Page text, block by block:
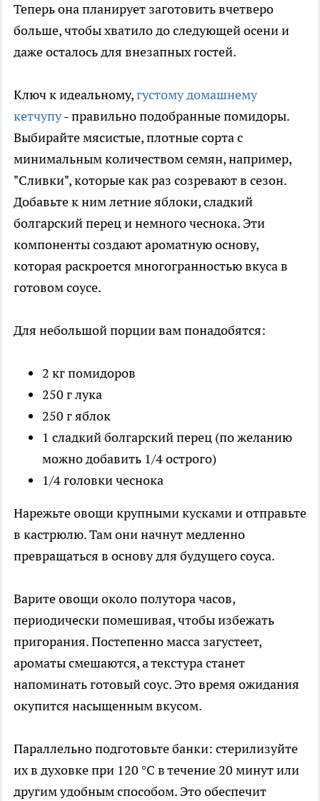
Теперь она планирует заготовить вчетверо
больше, чтобы хватило до следующей осени и
даже осталось для внезапных гостей.
Ключ к идеальному,густому домашнему
кетчупу- правильно подобранные помидоры.
Выбирайте мясистые, плотные сорта с
минимальным количеством семян, например,
"Сливки", которые как раз созревают в сезон.
Добавьте к ним летние яблоки, сладкий
болгарский перец и немного чеснока. Эти
компоненты создают ароматную основу,
которая раскроется многогранностью вкуса в
готовом соусе.
Для небольшой порции вам понадобятся:
2 кг помидоров
250 г лука
250 г яблок
1 сладкий болгарский перец (по желанию
можно добавить 1/4 острого)
1/4 головки чеснока
Нарежьте овощи крупными кусками и отправьте
в кастрюлю. Там они начнут медленно
превращаться в основу для будущего соуса.
Варите овощи около полутора часов,
периодически помешивая, чтобы избежать
пригорания. Постепенно масса загустеет,
ароматы смешаются, а текстура станет
напоминать готовый соус. Это время ожидания
окупится насыщенным вкусом.
Параллельно подготовьте банки: стерилизуйте
их в духовке при 120 °C в течение 20 минут или
другим удобным способом. Это обеспечит